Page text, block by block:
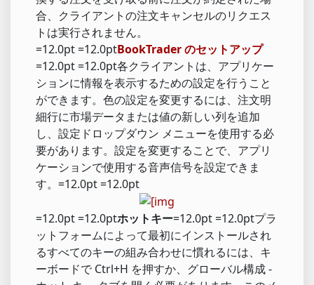
合、クライアントの注文キャンセルのリクエス
トは実行されません。
=12.0pt =12.0ptBookTrader のセットアップ
=12.0pt =12.0pt各クライアントは、アプリケー
ションに情報を表示するための設定を行うこと
ができます。色の設定を変更するには、注文明
細行に市場データまたは値の新しい列を追加
し、設定ドロップダウン メニューを使用する必
要があります。設定を変更することで、アプリ
ケーションで使用する音声信号を設定できま
す。=12.0pt =12.0pt
=12.0pt =12.0ptホットキー=12.0pt =12.0ptプラ
ットフォームによって最初にインストールされ
るすべてのキーの組み合わせに慣れるには、キ
ーボードで Ctrl+H を押すか、グローバル構成 -